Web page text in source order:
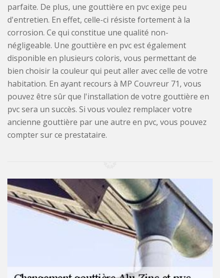
parfaite. De plus, une gouttière en pvc exige peu
d'entretien. En effet, celle-ci résiste fortement à la
corrosion. Ce qui constitue une qualité non-
négligeable. Une gouttière en pvc est également
disponible en plusieurs coloris, vous permettant de
bien choisir la couleur qui peut aller avec celle de votre
habitation. En ayant recours à MP Couvreur 71, vous
pouvez être sûr que l'installation de votre gouttière en
pvc sera un succès. Si vous voulez remplacer votre
ancienne gouttière par une autre en pvc, vous pouvez
compter sur ce prestataire.